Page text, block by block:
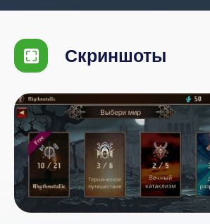
Скриншоты